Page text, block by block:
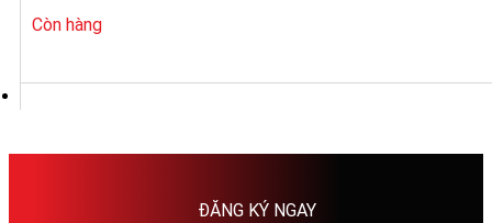
1.736.000₫.
Còn hàng
ĐĂNG KÝ NGAY